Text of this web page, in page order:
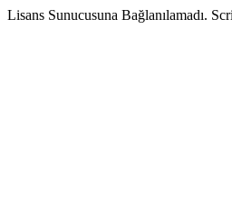
Lisans Sunucusuna Bağlanılamadı.